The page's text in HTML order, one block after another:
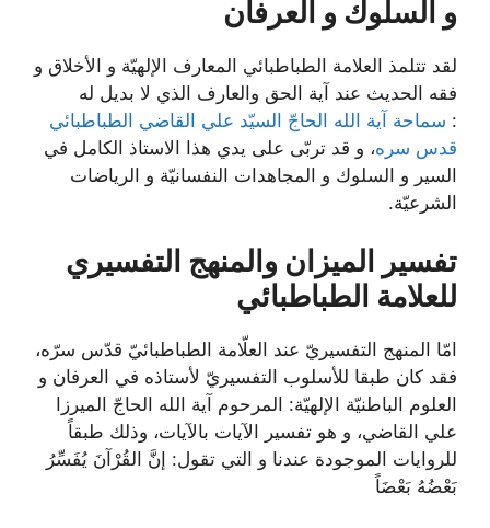
و السلوك و العرفان
لقد تتلمذ العلامة الطباطبائي المعارف الإلهيّة و الأخلاق و
فقه الحديث عند آية الحق والعارف الذي لا بديل له
: سماحة آية الله الحاجّ السيّد علي القاضي الطباطبائي
قدس سره، و قد تربّى على يدي هذا الاستاذ الكامل في
السير و السلوك و المجاهدات النفسانيّة و الرياضات
الشرعيّة.
تفسير الميزان والمنهج التفسيري
للعلامة الطباطبائي
امّا المنهج التفسيريّ عند العلّامة الطباطبائيّ قدّس سرّه،
فقد كان طبقا للأسلوب التفسيريّ لأستاذه في العرفان و
العلوم الباطنيّة الإلهيّة: المرحوم آية الله الحاجّ الميرزا
علي القاضي، و هو تفسير الآيات بالآيات، وذلك طبقاً
للروايات الموجودة عندنا و التي تقول: إنَّ القُرْآنَ يُفَسِّرُ
بَعْضُهُ بَعْضَاً